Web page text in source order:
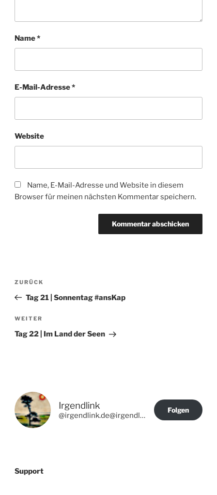
Name*
E-Mail-Adresse*
Website
Name, E-Mail-Adresse und Website in diesem
Browser für meinen nächsten Kommentar speichern.
Beitragsnavigation
Vorheriger
Beitrag
ZURÜCK
Tag 21 | Sonnentag #ansKap
Nächster
Beitrag
WEITER
Tag 22 | Im Land der Seen
Irgendlink
@irgendlink.de@irgendlink.de
Folgen
Support